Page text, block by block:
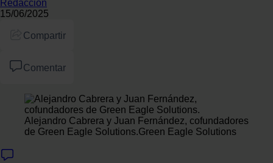
Redacción
15/06/2025
Compartir
Comentar
Alejandro Cabrera y Juan Fernández, cofundadores
de Green Eagle Solutions.Green Eagle Solutions